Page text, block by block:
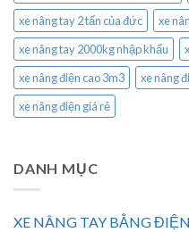
xe nâng tay 2 tấn của đức
xe
xe nâng tay 2000kg nhập khẩu
xe nâng điện cao 3m3
xe nâng
xe nâng điện giá rẻ
DANH MỤC
XE NÂNG TAY BẰNG ĐIỆN